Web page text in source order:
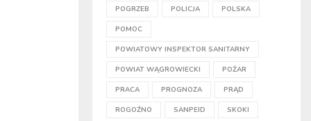
POGRZEB POLICJA POLSKA
POMOC
POWIATOWY INSPEKTOR SANITARNY
POWIAT WĄGROWIECKI POŻAR
PRACA PROGNOZA PRĄD
ROGOŹNO SANPEID SKOKI